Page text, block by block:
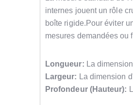
internes jouent un rôle
boîte rigide.Pour éviter
mesures demandées ou
Longueur: La
Largeur: La dimension
Profondeur (Hauteur):